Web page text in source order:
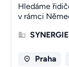
Hledáme
v rámci
Praha